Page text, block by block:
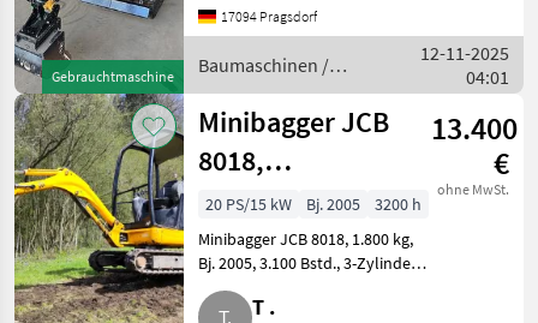
Gebrauchtmaschine
Buchsen - überall! Motor -
Öl und Filter neu
Verstellfahrwerk B
17094 Pragsdorf
Baumaschinen /
JCB
12-11-2025
04:01
Minibagger JCB
8018,
verstellbares
Fahrwerk +
Hammer
13.400
€
ohne MwSt.
20 PS/15 kW Bj. 2005
3200 h
Minibagger JCB 8018, 1.800 kg,
Bj. 2005, 3.100 Bstd., 3-Zylinder
14, 7 kW Dieselmotor Perkins,
verstellbares Fahrwerk, neue
T .